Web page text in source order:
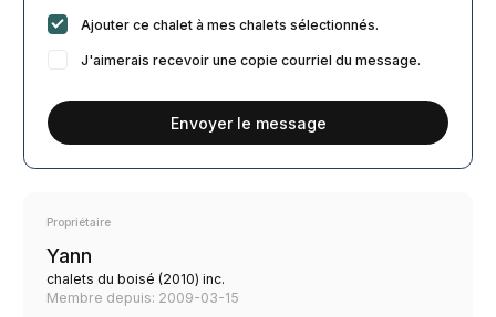
Propriétaire
Yann
chalets du boisé (2010) inc.
Membre depuis: 2009-03-15
Ajouter ce chalet à mes chalets sélectionnés.
J'aimerais recevoir une copie courriel du message.
Envoyer le message